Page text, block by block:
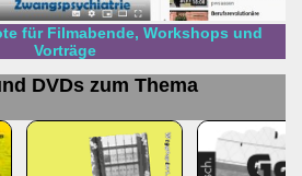
für Filmabende, Workshops und
Vorträge
DVDs zum Thema